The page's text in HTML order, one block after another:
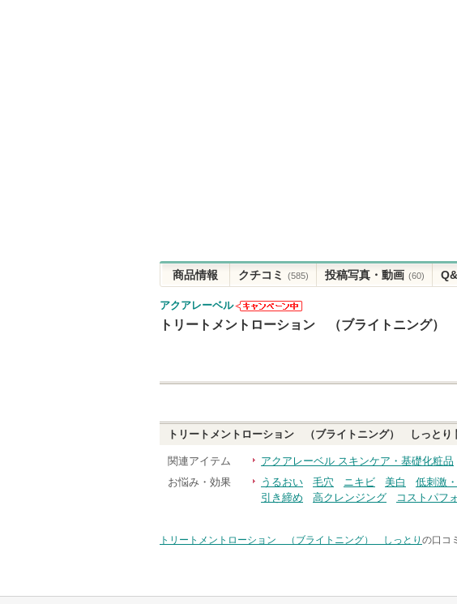
商品情報 クチコミ (585) 投稿写真・動画 (60)
アクアレーベル
アクアレーベ
す
トリートメントローション （ブライトニング）
トリートメントローション （ブライトニング） しっとり
関連アイテム アクアレーベル スキンケア・基礎化粧品
お悩み・効果
うるおい 毛穴 ニキビ 美白 低刺激
引き締め
高クレンジング コストパフ
トリートメントローション （ブライトニング） しっとり の口コ